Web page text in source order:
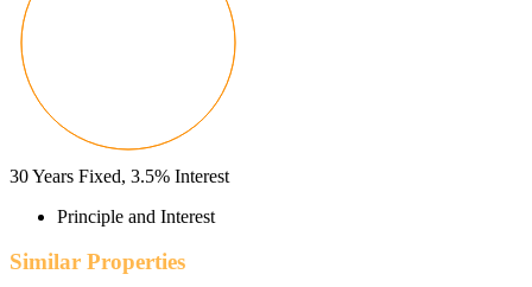
30Years Fixed, 3.5% Interest
Principle and Interest
Similar Properties